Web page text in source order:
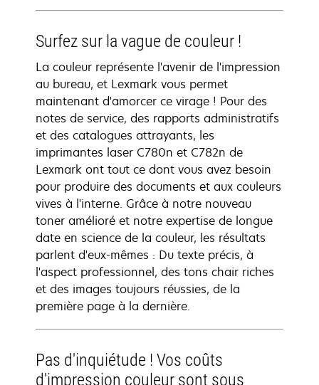
Surfez sur la vague de couleur !
La couleur représente l'avenir de l'impression
au bureau, et Lexmark vous permet
maintenant d'amorcer ce virage ! Pour des
notes de service, des rapports administratifs
et des catalogues attrayants, les
imprimantes laser C780n et C782n de
Lexmark ont tout ce dont vous avez besoin
pour produire des documents et aux couleurs
vives à l'interne. Grâce à notre nouveau
toner amélioré et notre expertise de longue
date en science de la couleur, les résultats
parlent d'eux-mêmes : Du texte précis, à
l'aspect professionnel, des tons chair riches
et des images toujours réussies, de la
première page à la dernière.
Pas d'inquiétude ! Vos coûts
d'impression couleur sont sous